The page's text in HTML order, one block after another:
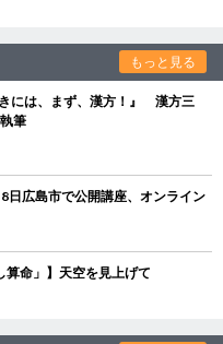
もっと見る
には、まず、漢方！』 漢方三
筆
広島市で公開講座、オンライン
算命」】天空を見上げて